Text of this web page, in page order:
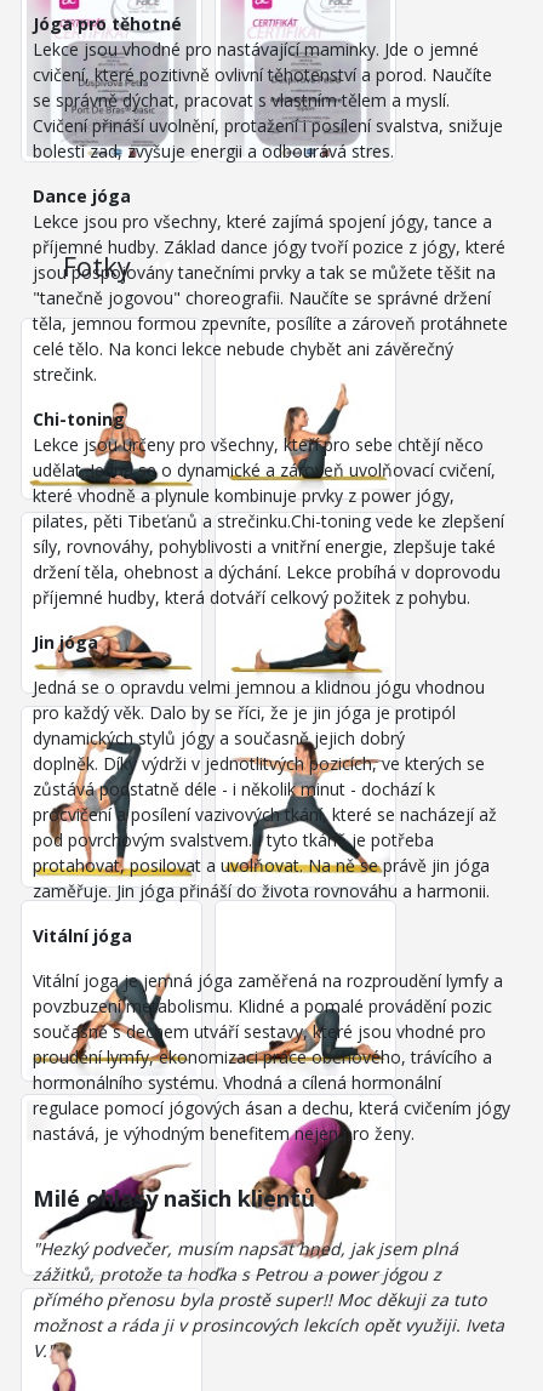
Jóga pro těhotné
Lekce jsou vhodné pro nastávající maminky. Jde o jemné
cvičení, které pozitivně ovlivní těhotenství a porod. Naučíte
se správně dýchat, pracovat s vlastním tělem a myslí.
Cvičení přináší uvolnění, protažení i posílení svalstva, snižuje
bolesti zad, zvyšuje energii a odbourává stres.
Dance jóga
Lekce jsou pro všechny, které zajímá spojení jógy, tance a
příjemné hudby. Základ dance jógy tvoří pozice z jógy, které
jsou pospojovány tanečními prvky a tak se můžete těšit na
"tanečně jogovou" choreografii. Naučíte se správné držení
těla, jemnou formou zpevníte, posílíte a zároveň protáhnete
celé tělo. Na konci lekce nebude chybět ani závěrečný
strečink.
Chi-toning
Lekce jsou určeny pro všechny, kteří pro sebe chtějí něco
udělat. Jedná se o dynamické a zároveň uvolňovací cvičení,
které vhodně a plynule kombinuje prvky z power jógy,
pilates, pěti Tibeťanů a strečinku.Chi-toning vede ke zlepšení
síly, rovnováhy, pohyblivosti a vnitřní energie, zlepšuje také
držení těla, ohebnost a dýchání. Lekce probíhá v doprovodu
příjemné hudby, která dotváří celkový požitek z pohybu.
Jin jóga
Jedná se o opravdu velmi jemnou a klidnou jógu vhodnou
pro každý věk. Dalo by se říci, že je jin jóga je protipól
dynamických stylů jógy a současně jejich dobrý
doplněk. Díky výdrži v jednotlitvých pozicích, ve kterých se
zůstává podstatně déle - i několik minut - dochází k
procvičení a posílení vazivových tkání, které se nacházejí až
pod povrchovým svalstvem. I tyto tkáně je potřeba
protahovat, posilovat a uvolňovat. Na ně se právě jin jóga
zaměřuje. Jin jóga přináší do života rovnováhu a harmonii.
Vitální jóga
Vitální joga je jemná jóga zaměřená na rozproudění lymfy a
povzbuzení metabolismu. Klidné a pomalé provádění pozic
současně s dechem utváří sestavy, které jsou vhodné pro
proudění lymfy, ekonomizaci práce oběhového, trávícího a
hormonálního systému. Vhodná a cílená hormonální
regulace pomocí jógových ásan a dechu, která cvičením jógy
nastává, je výhodným benefitem nejen pro ženy.
Milé ohlasy našich klientů
"Hezký podvečer, musím napsat hned, jak jsem plná
zážitků, protože ta hoďka s Petrou a power jógou z
přímého přenosu byla prostě super!! Moc děkuji za tuto
možnost a ráda ji v prosincových lekcích opět využiji. Iveta
V."
Fotky 11